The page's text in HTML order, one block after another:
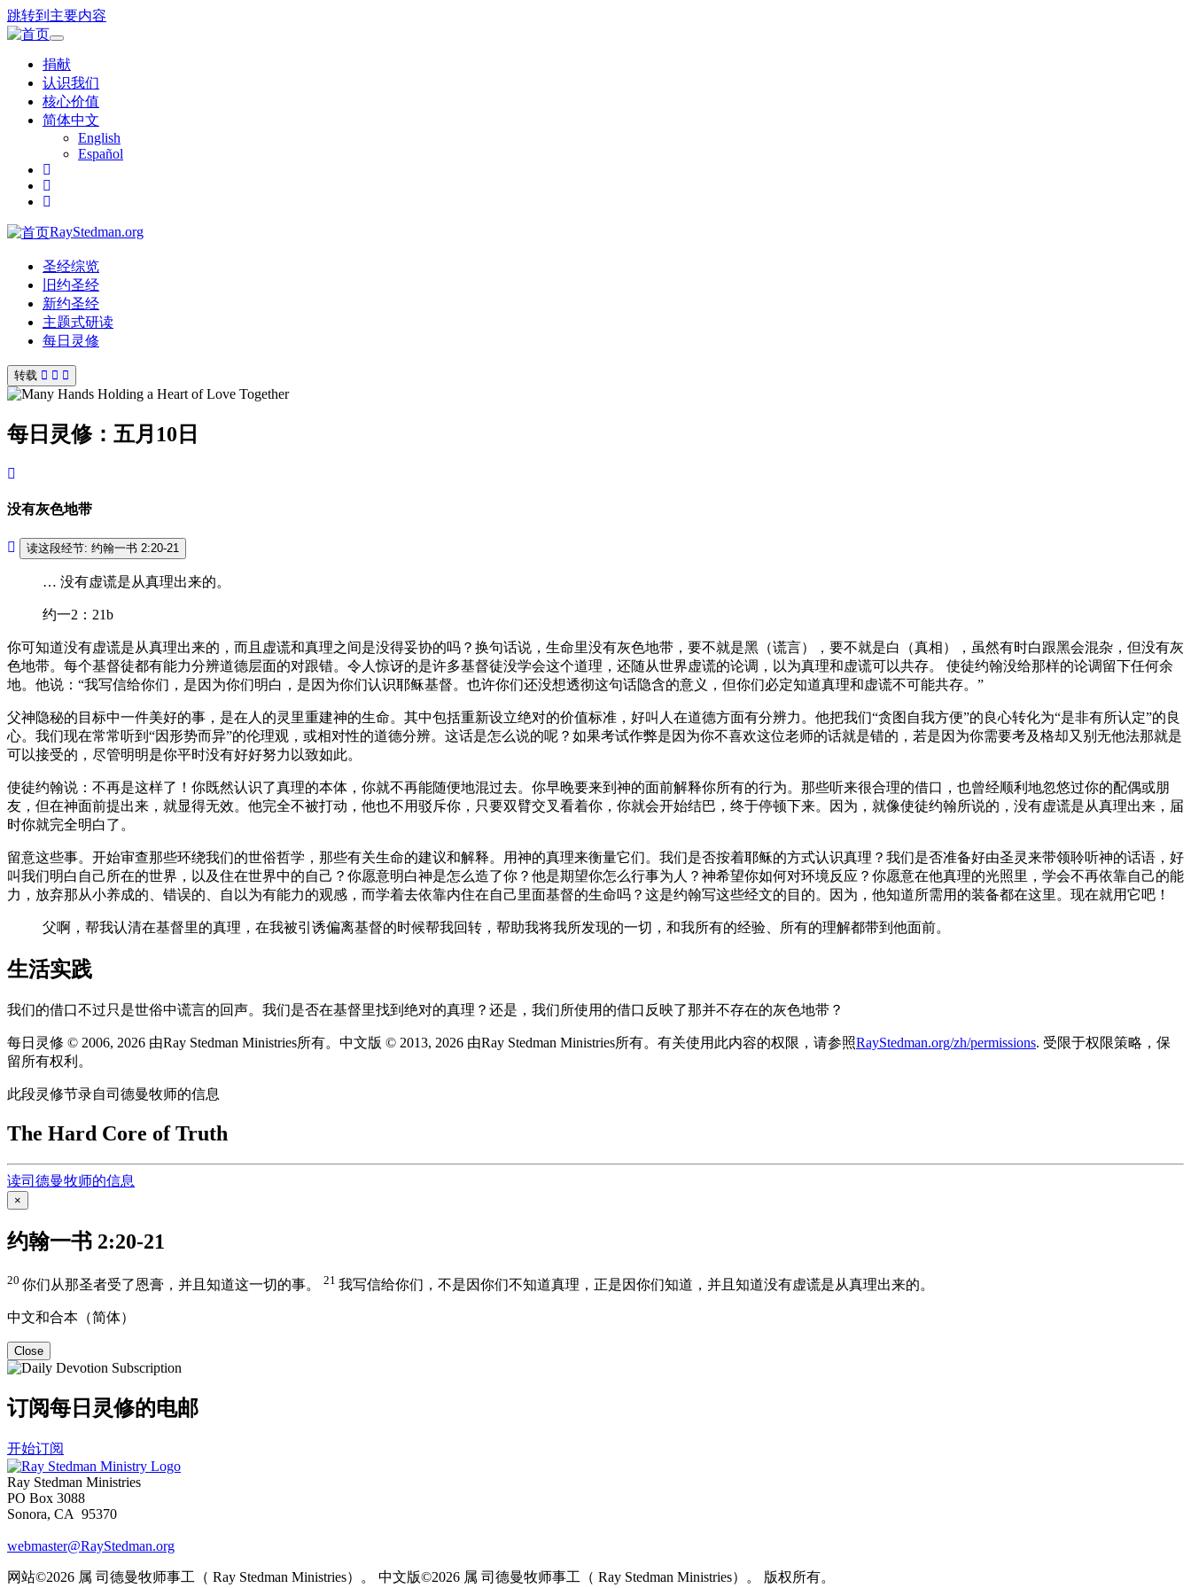
跳转到主要内容
Toggle
navigation
捐献
认识我们
核心价值
简体中文
English
Español
RayStedman.org
圣经综览
旧约圣经
新约圣经
主题式研读
每日灵修
转载
每日灵修：五月10日
没有灰色地带
读这段经节: 约翰一书 2:20-21
… 没有虚谎是从真理出来的。
约一2：21b
你可知道没有虚谎是从真理出来的，而且虚谎和真理之间是没得妥协的吗？换句话说，生命里没有灰色地带，要不就是黑（谎言），要不就是白（真相），虽然有时白跟黑会混杂，但没有灰
色地带。每个基督徒都有能力分辨道德层面的对跟错。令人惊讶的是许多基督徒没学会这个道理，还随从世界虚谎的论调，以为真理和虚谎可以共存。 使徒约翰没给那样的论调留下任何余
地。他说：“我写信给你们，是因为你们明白，是因为你们认识耶稣基督。也许你们还没想透彻这句话隐含的意义，但你们必定知道真理和虚谎不可能共存。”
父神隐秘的目标中一件美好的事，是在人的灵里重建神的生命。其中包括重新设立绝对的价值标准，好叫人在道德方面有分辨力。他把我们“贪图自我方便”的良心转化为“是非有所认定”的良
心。我们现在常常听到“因形势而异”的伦理观，或相对性的道德分辨。这话是怎么说的呢？如果考试作弊是因为你不喜欢这位老师的话就是错的，若是因为你需要考及格却又别无他法那就是
可以接受的，尽管明明是你平时没有好好努力以致如此。
使徒约翰说：不再是这样了！你既然认识了真理的本体，你就不再能随便地混过去。你早晚要来到神的面前解释你所有的行为。那些听来很合理的借口，也曾经顺利地忽悠过你的配偶或朋
友，但在神面前提出来，就显得无效。他完全不被打动，他也不用驳斥你，只要双臂交叉看着你，你就会开始结巴，终于停顿下来。因为，就像使徒约翰所说的，没有虚谎是从真理出来，届
时你就完全明白了。
留意这些事。开始审查那些环绕我们的世俗哲学，那些有关生命的建议和解释。用神的真理来衡量它们。我们是否按着耶稣的方式认识真理？我们是否准备好由圣灵来带领聆听神的话语，好
叫我们明白自己所在的世界，以及住在世界中的自己？你愿意明白神是怎么造了你？他是期望你怎么行事为人？神希望你如何对环境反应？你愿意在他真理的光照里，学会不再依靠自己的能
力，放弃那从小养成的、错误的、自以为有能力的观感，而学着去依靠内住在自己里面基督的生命吗？这是约翰写这些经文的目的。因为，他知道所需用的装备都在这里。现在就用它吧！
父啊，帮我认清在基督里的真理，在我被引诱偏离基督的时候帮我回转，帮助我将我所发现的一切，和我所有的经验、所有的理解都带到他面前。
生活实践
我们的借口不过只是世俗中谎言的回声。我们是否在基督里找到绝对的真理？还是，我们所使用的借口反映了那并不存在的灰色地带？
每日灵修 © 2006, 2026 由Ray Stedman Ministries所有。中文版 © 2013, 2026 由Ray Stedman Ministries所有。有关使用此内容的权限，请参照RayStedman.org/zh/permissions. 受限于权限策略，保
留所有权利。
此段灵修节录自司德曼牧师的信息
The Hard Core of Truth
读司德曼牧师的信息
×
约翰一书 2:20-21
20 你们从那圣者受了恩膏，并且知道这一切的事。 21 我写信给你们，不是因你们不知道真理，正是因你们知道，并且知道没有虚谎是从真理出来的。
中文和合本（简体）
Close
订阅每日灵修的电邮
开始订阅
Ray Stedman Ministries
PO Box 3088
Sonora, CA 95370
webmaster@RayStedman.org
网站©2026 属 司德曼牧师事工（ Ray Stedman Ministries）。 中文版©2026 属 司德曼牧师事工（ Ray Stedman Ministries）。 版权所有。